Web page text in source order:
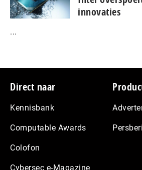
innovaties
...
Footer
Direct naar
Kennisbank
Computable Awards
Colofon
Cybersec e-Magazine